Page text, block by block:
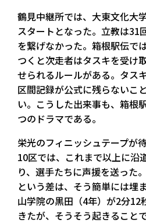
鶴見中継所では、大東文化大
スタートとなった。立教は31
を繋げなかった。箱根駅伝で
つくと次走者はタスキを受け
せられるルールがある。タス
区間記録が公式に残らないこ
い。こうした出来事も、箱根
つのドラマである。
栄光のフィニッシュテープが
10区では、これまで以上に沿
り、選手たちに声援を送った
という差は、そう簡単には埋
山学院の黒田（4年）が2分12
きたが、そうそう起きること